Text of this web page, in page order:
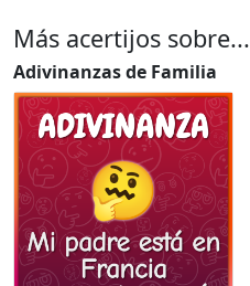
Más acertijos sobre...
Adivinanzas de Familia